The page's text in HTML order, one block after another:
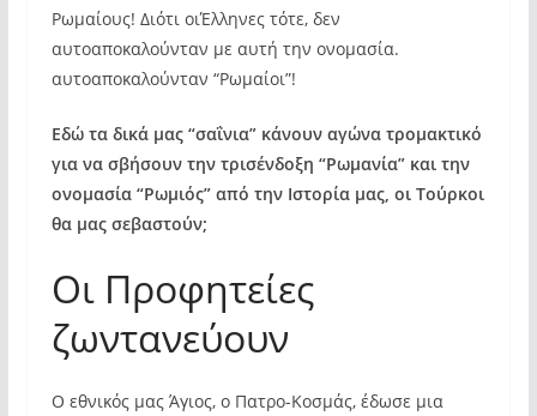
Ρωμαίους! Διότι οιΈλληνες τότε, δεν
αυτοαποκαλούνταν με αυτή την ονομασία.
αυτοαποκαλούνταν “Ρωμαίοι”!
Εδώ τα δικά μας “σαΐνια” κάνουν αγώνα τρομακτικό
για να σβήσουν την τρισένδοξη “Ρωμανία” και την
ονομασία “Ρωμιός” από την Ιστορία μας, οι Τούρκοι
θα μας σεβαστούν;
Οι Προφητείες
ζωντανεύουν
Ο εθνικός μας Άγιος, ο Πατρο-Κοσμάς, έδωσε μια